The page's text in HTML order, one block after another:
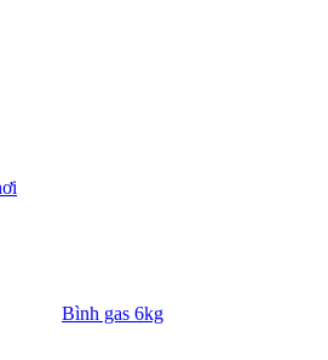
Bình gas 6kg